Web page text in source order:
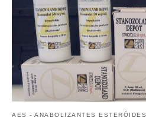
AES - ANABOLIZANTES ESTERÓIDES